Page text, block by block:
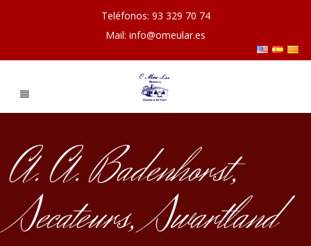
Teléfonos: 93 329 70 74
Mail: info@omeular.es
A. A. Badenhorst,
Secateurs, Swartland